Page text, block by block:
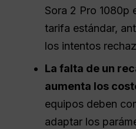
Sora 2 Pro 1080p
tarifa estándar,
los intentos
La falta de un
aumenta los
equipos deben
adaptar los